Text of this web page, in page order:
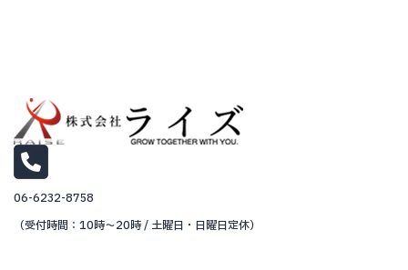
06-6232-8758
（受付時間：10時～20時 / 土曜日・日曜日定休）